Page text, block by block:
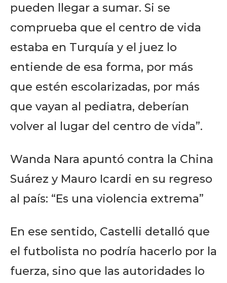
pueden llegar a sumar. Si se
comprueba que el centro de vida
estaba en Turquía y el juez lo
entiende de esa forma, por más
que estén escolarizadas, por más
que vayan al pediatra, deberían
volver al lugar del centro de vida”.
Wanda Nara apuntó contra la China
Suárez y Mauro Icardi en su regreso
al país: “Es una violencia extrema”
En ese sentido, Castelli detalló que
el futbolista no podría hacerlo por la
fuerza, sino que las autoridades lo